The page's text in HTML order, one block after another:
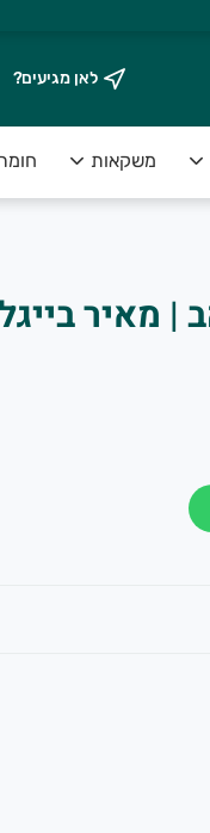
לאן מגיעים?
משקאות